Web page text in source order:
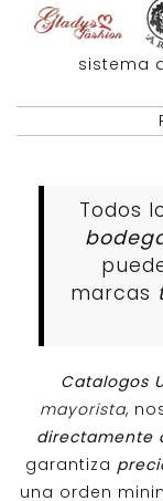
sistema
Todos
marcas
Catalogos
mayorista,
directamente
garantiza
una orden